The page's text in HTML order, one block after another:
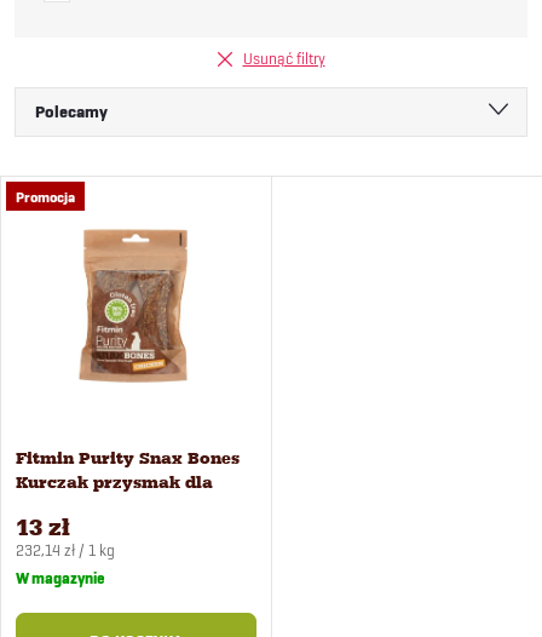
Usunąć filtry
S
o
a
n
i
Polecamy
Najdroższe
Najczęściej sprzedawane
Alfabetycznie
L
a
p
r
Promocja
Fitmin Purity Snax Bones
Kurczak przysmak dla
13 zł
Cena
jednostkowa:
232,14 zł / 1 kg
W magazynie